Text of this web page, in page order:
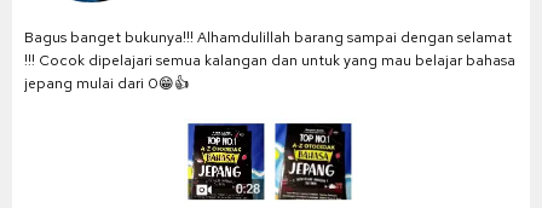
Bagus banget bukunya!!! Alhamdulillah barang sampai dengan selamat
!!! Cocok dipelajari semua kalangan dan untuk yang mau belajar bahasa
jepang mulai dari 0😁👍